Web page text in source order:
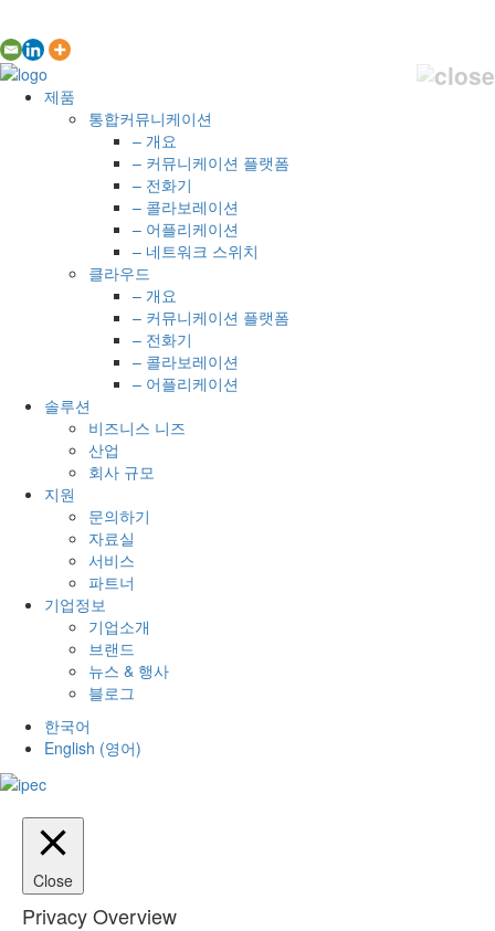
제품
통합커뮤니케이션
– 개요
– 커뮤니케이션 플랫폼
– 전화기
– 콜라보레이션
– 어플리케이션
– 네트워크 스위치
클라우드
– 개요
– 커뮤니케이션 플랫폼
– 전화기
– 콜라보레이션
– 어플리케이션
솔루션
비즈니스 니즈
산업
회사 규모
지원
문의하기
자료실
서비스
파트너
기업정보
기업소개
브랜드
뉴스 & 행사
블로그
한국어
English (영어)
Close
Privacy Overview